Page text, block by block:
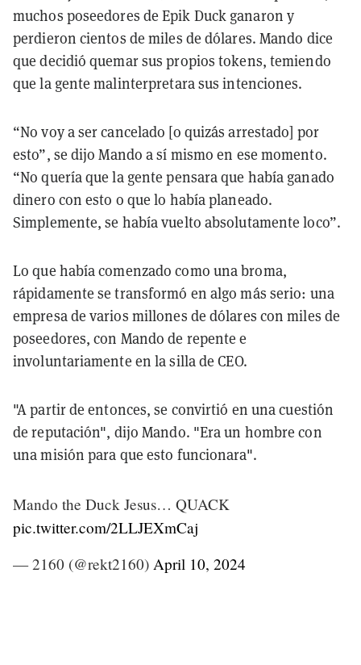
muchos poseedores de Epik Duck ganaron y
perdieron cientos de miles de dólares. Mando dice
que decidió quemar sus propios tokens, temiendo
que la gente malinterpretara sus intenciones.
“No voy a ser cancelado [o quizás arrestado] por
esto”, se dijo Mando a sí mismo en ese momento.
“No quería que la gente pensara que había ganado
dinero con esto o que lo había planeado.
Simplemente, se había vuelto absolutamente loco”.
Lo que había comenzado como una broma,
rápidamente se transformó en algo más serio: una
empresa de varios millones de dólares con miles de
poseedores, con Mando de repente e
involuntariamente en la silla de CEO.
"A partir de entonces, se convirtió en una cuestión
de reputación", dijo Mando. "Era un hombre con
una misión para que esto funcionara".
Mando the Duck Jesus… QUACK
pic.twitter.com/2LLJEXmCaj
— 2160 (@rekt2160) April 10, 2024